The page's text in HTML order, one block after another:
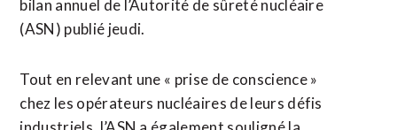
bilan annuel de l’Autorité de sûreté nucléaire
(ASN) publié jeudi.
Tout en relevant une « prise de conscience »
chez les opérateurs nucléaires de leurs défis